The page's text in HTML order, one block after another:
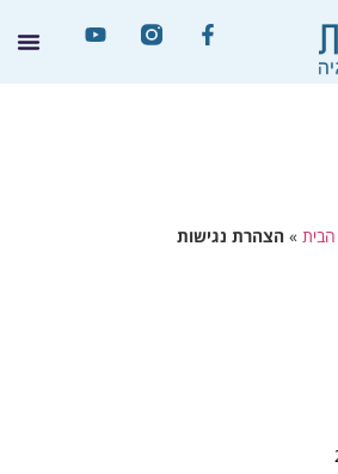
» הצהרת נגישות